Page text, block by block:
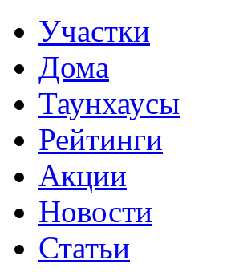
Участки
Дома
Таунхаусы
Рейтинги
Акции
Новости
Статьи